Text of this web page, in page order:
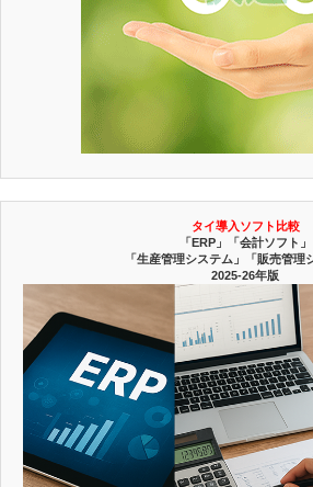
タイ導入ソフト比較
「ERP」「会計ソフト」
「生産管理システム」「販売管理
2025-26年版